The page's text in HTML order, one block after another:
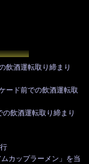
飲酒運転取り締まり
ード前での飲酒運転取
飲酒運転取り締まり
カップラーメン」を当